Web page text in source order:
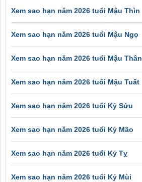
Xem sao hạn năm 2026 tuổi Mậu Thìn
Xem sao hạn năm 2026 tuổi Mậu Ngọ
Xem sao hạn năm 2026 tuổi Mậu Thân
Xem sao hạn năm 2026 tuổi Mậu Tuất
Xem sao hạn năm 2026 tuổi Kỷ Sửu
Xem sao hạn năm 2026 tuổi Kỷ Mão
Xem sao hạn năm 2026 tuổi Kỷ Tỵ
Xem sao hạn năm 2026 tuổi Kỷ Mùi